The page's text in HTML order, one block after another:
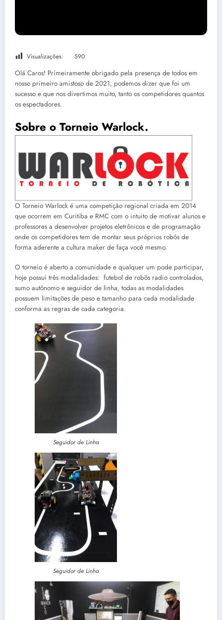
Visualizações: 590
Olá Caros! Primeiramente obrigado pela presença de todos em
nosso primeiro amistoso de 2021, podemos dizer que foi um
sucesso e que nos divertimos muito, tanto os competidores quantos
os espectadores.
Sobre o Torneio Warlock.
O Torneio Warlock é uma competição regional criada em 2014
que ocorrem em Curitiba e RMC com o intuito de motivar alunos e
professores a desenvolver projetos eletrônicos e de programação
onde os competidores tem de montar seus próprios robôs de
forma aderente a cultura maker de faça você mesmo.
O torneio é aberto a comunidade e qualquer um pode participar,
hoje possui três modalidades: futebol de robôs radio controlados,
sumo autônomo e seguidor de linha, todas as modalidades
possuem limitações de peso e tamanho para cada modalidade
conforma as regras de cada categoria.
Seguidor de Linha
Seguidor de Linha